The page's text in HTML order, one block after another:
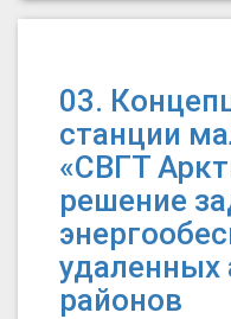
03.
станции
«СВГТ
решение
удаленных
районов